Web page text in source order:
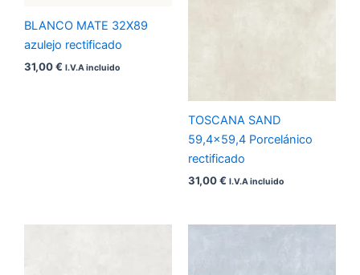
BLANCO MATE 32X89
azulejo rectificado
31,00€ I.V.A incluido
TOSCANA SAND
59,4×59,4 Porcelánico
rectificado
31,00€ I.V.A incluido